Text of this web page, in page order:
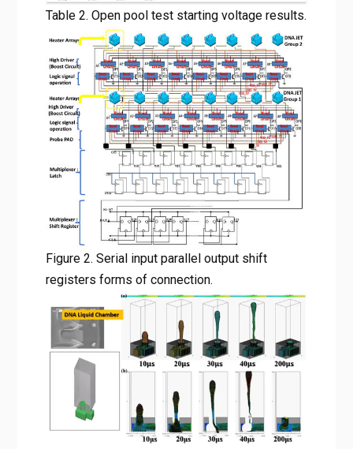
Table 2. Open pool test starting voltage results.
Figure 2. Serial input parallel output shift
registers forms of connection.